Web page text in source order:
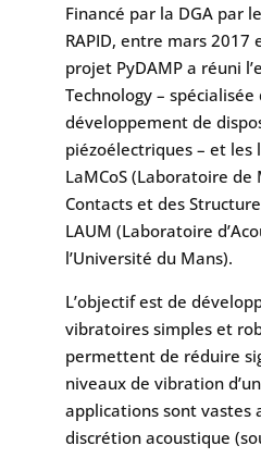
Financé par la DGA par
RAPID, entre mars 2017
projet PyDAMP a réuni
Technology – spécialisée
développement de
piézoélectriques – et les
LaMCoS (Laboratoire de
Contacts et des
LAUM (Laboratoire
l’Université du Mans).
L’objectif est de
vibratoires simples et
permettent de réduire
niveaux de vibration
applications sont vastes
discrétion acoustique